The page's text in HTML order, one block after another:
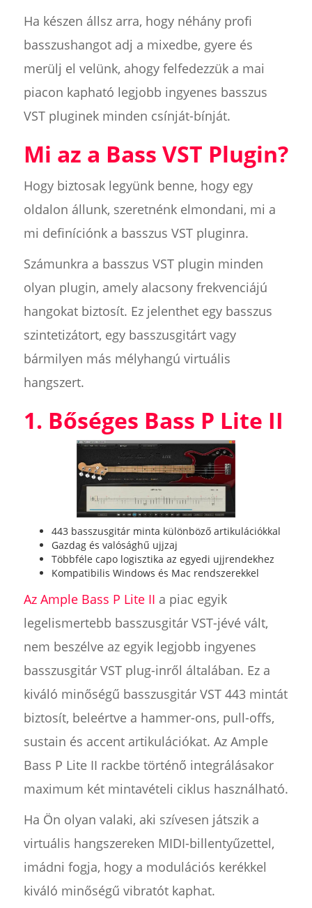
Ha készen állsz arra, hogy néhány profi
basszushangot adj a mixedbe, gyere és
merülj el velünk, ahogy felfedezzük a mai
piacon kapható legjobb ingyenes basszus
VST pluginek minden csínját-bínját.
Mi az a Bass VST Plugin?
Hogy biztosak legyünk benne, hogy egy
oldalon állunk, szeretnénk elmondani, mi a
mi definíciónk a basszus VST pluginra.
Számunkra a basszus VST plugin minden
olyan plugin, amely alacsony frekvenciájú
hangokat biztosít. Ez jelenthet egy basszus
szintetizátort, egy basszusgitárt vagy
bármilyen más mélyhangú virtuális
hangszert.
1. Bőséges Bass P Lite II
443 basszusgitár minta különböző artikulációkkal
Gazdag és valósághű ujjzaj
Többféle capo logisztika az egyedi ujjrendekhez
Kompatibilis Windows és Mac rendszerekkel
Az Ample Bass P Lite II a piac egyik
legelismertebb basszusgitár VST-jévé vált,
nem beszélve az egyik legjobb ingyenes
basszusgitár VST plug-inről általában. Ez a
kiváló minőségű basszusgitár VST 443 mintát
biztosít, beleértve a hammer-ons, pull-offs,
sustain és accent artikulációkat. Az Ample
Bass P Lite II rackbe történő integrálásakor
maximum két mintavételi ciklus használható.
Ha Ön olyan valaki, aki szívesen játszik a
virtuális hangszereken MIDI-billentyűzettel,
imádni fogja, hogy a modulációs kerékkel
kiváló minőségű vibratót kaphat.